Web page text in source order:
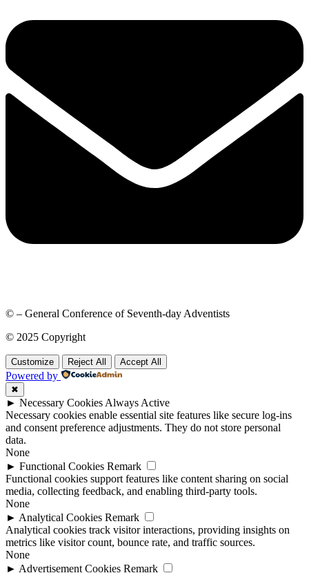
© – General Conference of Seventh-day Adventists
© 2025 Copyright
Customize Reject All Accept All
Powered by
✖
► Necessary Cookies Always Active
Necessary cookies enable essential site features like secure log-ins
and consent preference adjustments. They do not store personal
data.
None
► Functional Cookies Remark
Functional cookies support features like content sharing on social
media, collecting feedback, and enabling third-party tools.
None
► Analytical Cookies Remark
Analytical cookies track visitor interactions, providing insights on
metrics like visitor count, bounce rate, and traffic sources.
None
► Advertisement Cookies Remark